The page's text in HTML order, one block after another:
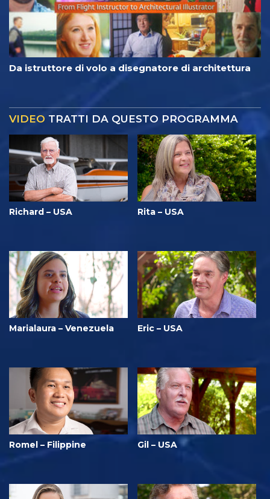
Da istruttore di volo a disegnatore di architettura
VIDEO TRATTI DA QUESTO PROGRAMMA
Richard – USA Rita – USA
Marialaura – Venezuela Eric – USA
Romel – Filippine Gil – USA